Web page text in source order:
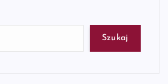
Szukaj